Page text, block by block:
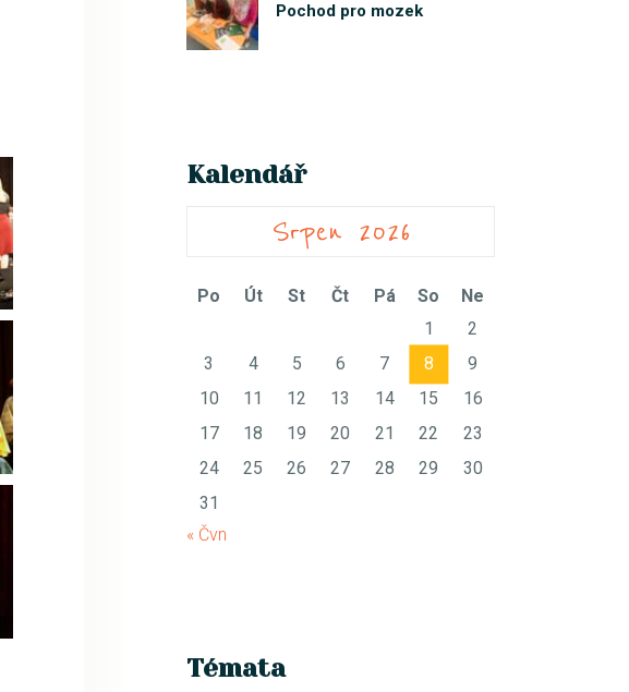
Pochod pro mozek
Kalendář
Srpen 2026
Po Út St Čt Pá So
Ne
1
2
3
4 5 6 7 8
9
10
11 12 13 14 15
16
17
18 19 20 21 22
23
24
25 26 27 28 29
30
31
« Čvn
Témata